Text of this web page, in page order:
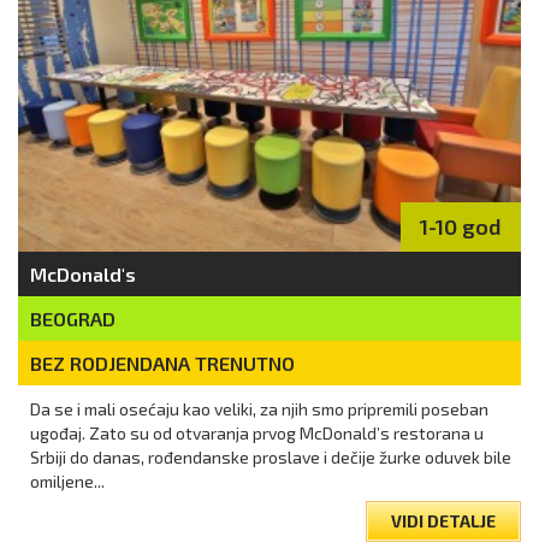
1-10 god
McDonald's
BEOGRAD
BEZ RODJENDANA TRENUTNO
Da se i mali osećaju kao veliki, za njih smo pripremili poseban
ugođaj. Zato su od otvaranja prvog McDonald’s restorana u
Srbiji do danas, rođendanske proslave i dečije žurke oduvek bile
omiljene...
VIDI DETALJE